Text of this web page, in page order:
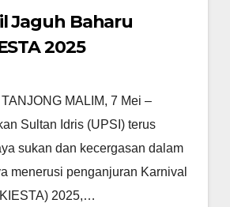
Jaguh Baharu
2025
MALIM, 7 Mei –
Sultan Idris (UPSI) terus
sukan dan kecergasan dalam
menerusi penganjuran Karnival
2025,…